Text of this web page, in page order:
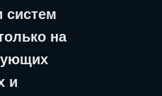
систем
на
и